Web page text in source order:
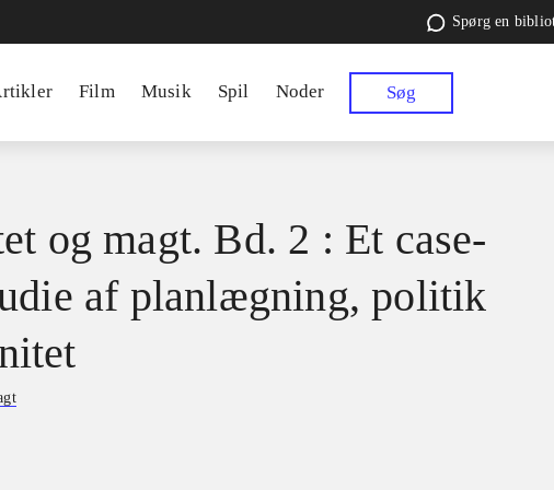
Spørg en
Film Musik Spil Noder Søg
og magt. Bd. 2 : Et case-
af planlægning, politik